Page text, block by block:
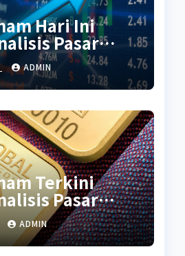
Hari Ini
Pasar
ADMIN
Terkini
Pasar
ADMIN